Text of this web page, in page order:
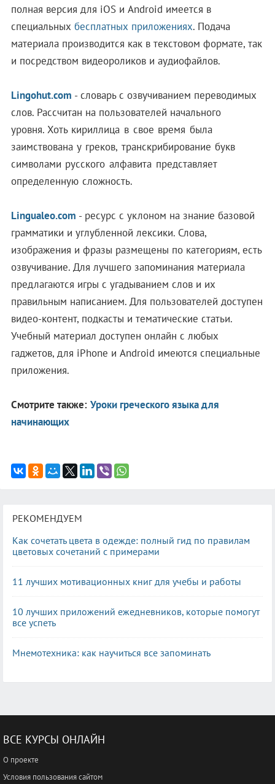
полная версия для iOS и Android имеется в
специальных бесплатных приложениях. Подача
материала производится как в текстовом формате, так
и посредством видеороликов и аудиофайлов.
Lingohut.com - словарь с озвучиванием переводимых
слов. Рассчитан на пользователей начального
уровня. Хоть кириллица в свое время была
заимствована у греков, транскрибирование букв
символами русского алфавита представляет
определенную сложность.
Lingualeo.com - ресурс с уклоном на знание базовой
грамматики и углубленной лексики. Слова,
изображения и фразы размещены по категориям, есть
озвучивание. Для лучшего запоминания материала
предлагаются игры с угадыванием слов и их
правильным написанием. Для пользователей доступен
видео-контент, подкасты и тематические статьи.
Учебный материал доступен онлайн с любых
гаджетов, для iPhone и Android имеются специальные
приложения.
Смотрите также: Уроки греческого языка для
начинающих
РЕКОМЕНДУЕМ
Как сочетать цвета в одежде: полный гид по правилам
цветовых сочетаний с примерами
11 лучших мотивационных книг для учебы и работы
10 лучших приложений ежедневников, которые помогут
все успеть
Мнемотехника: как научиться все запоминать
ВСЕ КУРСЫ ОНЛАЙН
О проекте
Условия пользования сайтом